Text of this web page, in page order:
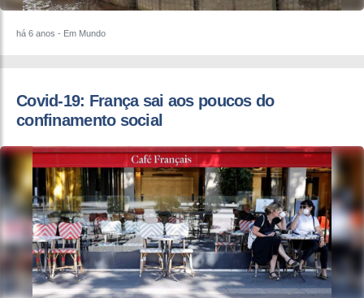
há 6 anos - Em Mundo
Covid-19: França sai aos poucos do
confinamento social